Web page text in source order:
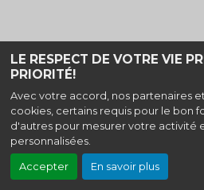
LE RESPECT DE VOTRE VIE
PRIORITÉ!
Avec votre accord, nos partenaires
cookies, certains requis pour le bon
d'autres pour mesurer votre activité
personnalisées.
Accepter En savoir plus